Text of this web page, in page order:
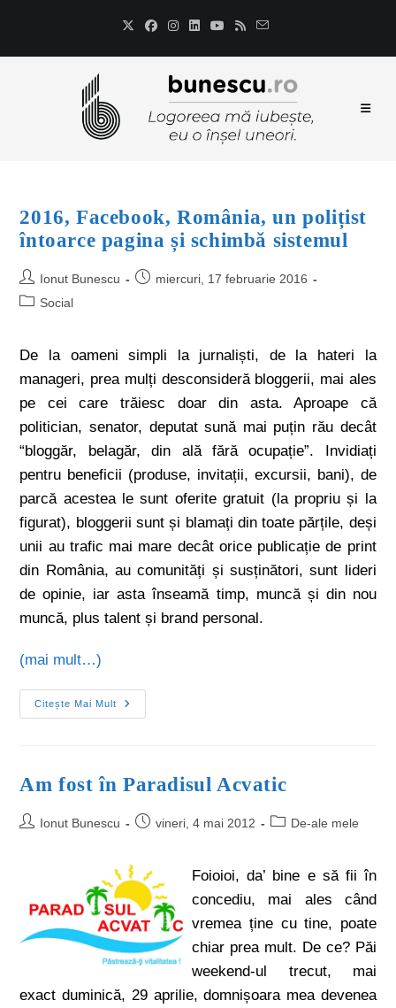
2016, Facebook, România, un polițist
întoarce pagina și schimbă sistemul
Ionut Bunescu
miercuri, 17 februarie 2016
Social
De la oameni simpli la jurnaliști, de la hateri la
manageri, prea mulți desconsideră bloggerii, mai ales
pe cei care trăiesc doar din asta. Aproape că
politician, senator, deputat sună mai puțin rău decât
“bloggăr, belagăr, din ală fără ocupație”. Invidiați
pentru beneficii (produse, invitații, excursii, bani), de
parcă acestea le sunt oferite gratuit (la propriu și la
figurat), bloggerii sunt și blamați din toate părțile, deși
unii au trafic mai mare decât orice publicație de print
din România, au comunități și susținători, sunt lideri
de opinie, iar asta înseamă timp, muncă și din nou
muncă, plus talent și brand personal.
(mai mult…)
Citește Mai Mult
Am fost în Paradisul Acvatic
Ionut Bunescu vineri, 4 mai 2012 De-ale mele
Foioioi, da’ bine e să fii în
concediu, mai ales când
vremea ține cu tine, poate
chiar prea mult. De ce? Păi
weekend-ul trecut, mai
exact duminică, 29 aprilie, domnișoara mea devenea